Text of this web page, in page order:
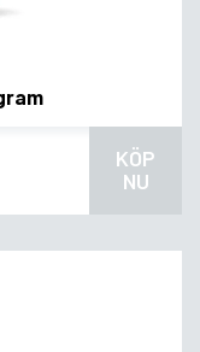
KÖP
NU